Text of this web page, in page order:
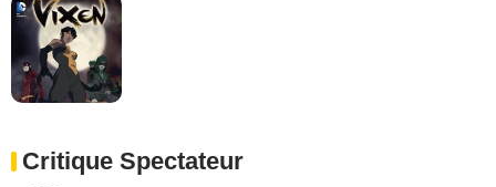
Critique Spectateur